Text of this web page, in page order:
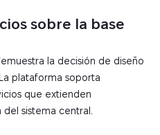
sobre la base
la decisión de diseño
plataforma soporta
que extienden
sistema central.